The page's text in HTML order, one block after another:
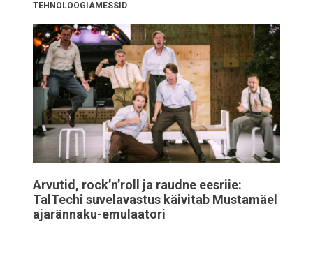
TEHNOLOOGIAMESSID
Arvutid, rock’n’roll ja raudne eesriie:
TalTechi suvelavastus käivitab Mustamäel
ajarännaku-emulaatori